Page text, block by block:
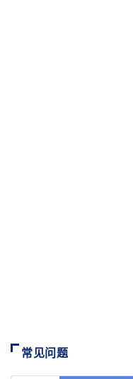
常见问题